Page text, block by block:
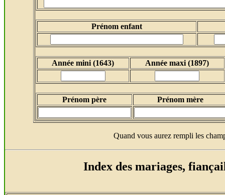
Prénom enfant
Année mini (1643) Année maxi (1897)
Prénom père Prénom mère
Quand vous aurez rempli les
Index des mariages,